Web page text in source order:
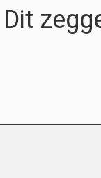
Dit